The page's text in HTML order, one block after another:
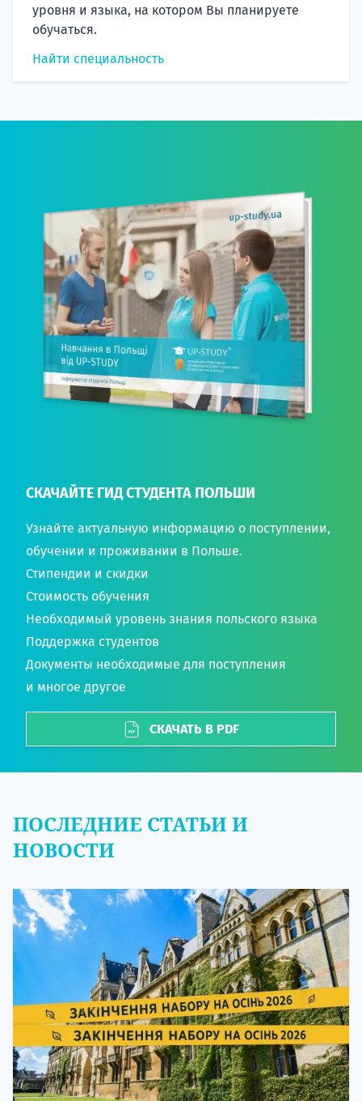
уровня и языка, на котором Вы планируете
обучаться.
Найти специальность
СКАЧАЙТЕ ГИД СТУДЕНТА ПОЛЬШИ
Узнайте актуальную информацию о поступлении,
обучении и проживании в Польше.
Стипендии и скидки
Стоимость обучения
Необходимый уровень знания польского языка
Поддержка студентов
Документы необходимые для поступления
и многое другое
СКАЧАТЬ В PDF
ПОСЛЕДНИЕ СТАТЬИ И
НОВОСТИ